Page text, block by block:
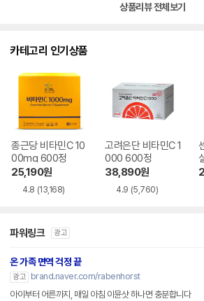
상품리뷰 전체보기
카테고리 인기상품
종근당 비타민C 10
00mg 600정
25,190원
4.8 (13,168)
고려은단 비타민C 1
000 600정
38,890원
4.9 (5,760)
파워링크 광고
온 가족 면역 걱정 끝
광고
brand.naver.com/rabenhorst
아이부터 어른까지, 매일 아침 이뮨샷 하나면 충분합니다